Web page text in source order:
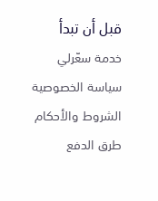
قبل أن تبدأ
خدمة سعّرلي
سياسة الخصوصية
الشروط والأحكام
طرق الدفع